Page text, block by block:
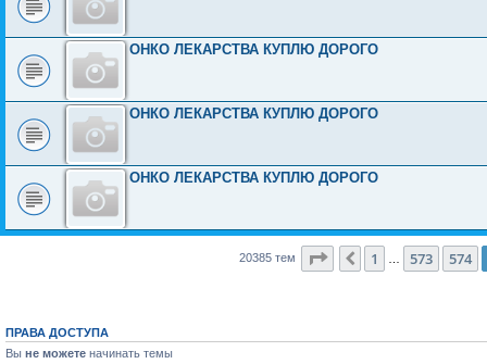
ОНКО ЛЕКАРСТВА КУПЛЮ ДОРОГО
ОНКО ЛЕКАРСТВА КУПЛЮ ДОРОГО
ОНКО ЛЕКАРСТВА КУПЛЮ ДОРОГО
20385 тем Страница 575из 816
Пред.
1 573 574
ПРАВА ДОСТУПА
Вы не можете начинать темы